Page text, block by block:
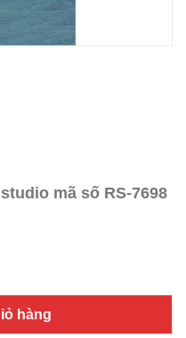
mã số RS-7698
hàng